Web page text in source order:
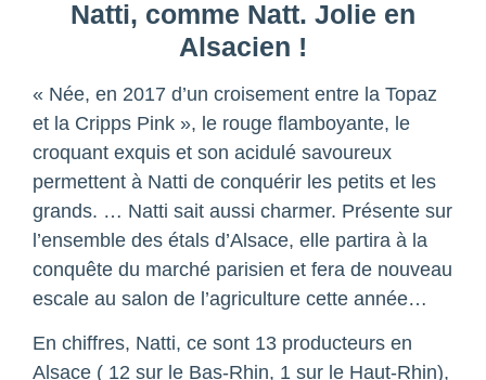
Natti, comme Natt. Jolie en
Alsacien !
« Née, en 2017 d’un croisement entre la Topaz
et la Cripps Pink », le rouge flamboyante, le
croquant exquis et son acidulé savoureux
permettent à Natti de conquérir les petits et les
grands. … Natti sait aussi charmer. Présente sur
l’ensemble des étals d’Alsace, elle partira à la
conquête du marché parisien et fera de nouveau
escale au salon de l’agriculture cette année…
En chiffres, Natti, ce sont 13 producteurs en
Alsace ( 12 sur le Bas-Rhin, 1 sur le Haut-Rhin),